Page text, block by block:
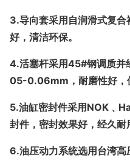
3.导向套采用自润滑式复
好，清洁环保。
4.活塞杆采用45#钢调质并
05-0.06mm，耐磨性好，
5.油缸密封件采用
封件，密封效果好，经久耐
6.油压动力系统选用台湾